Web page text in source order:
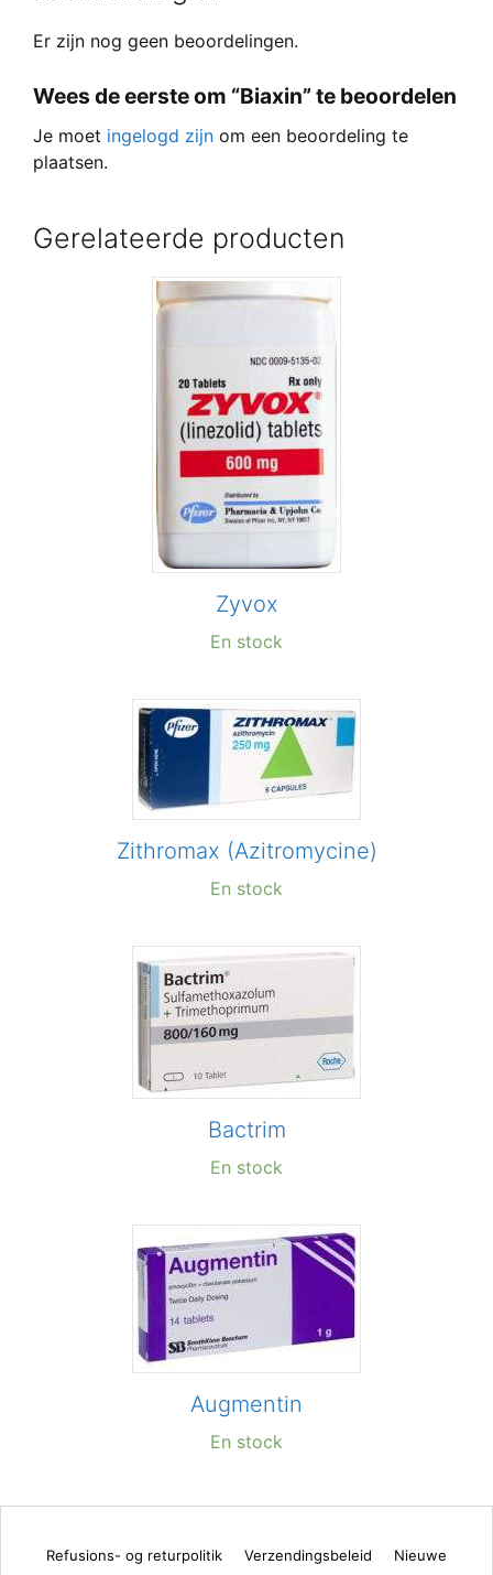
Er zijn nog geen beoordelingen.
Wees de eerste om “Biaxin” te beoordelen
Je moet ingelogd zijn om een beoordeling te
plaatsen.
Gerelateerde producten
Zyvox
En stock
Zithromax (Azitromycine)
En stock
Bactrim
En stock
Augmentin
En stock
Refusions- og returpolitik Verzendingsbeleid Nieuwe